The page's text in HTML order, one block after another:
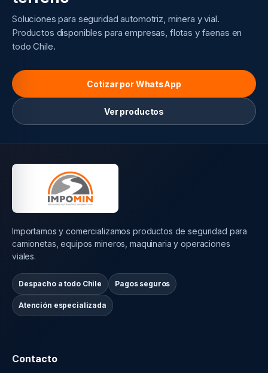
Soluciones para seguridad automotriz, minera y vial.
Productos disponibles para empresas, flotas y faenas en
todo Chile.
Cotizar por WhatsApp
Ver productos
Importamos y comercializamos productos de seguridad para
camionetas, equipos mineros, maquinaria y operaciones
viales.
Despacho a todo Chile Pagos seguros
Atención especializada
Contacto